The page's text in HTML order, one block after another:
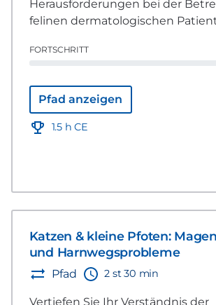
Herausforderungen bei der
felinen dermatologischen
Diagnosestellung, des
Überlegungen zum Aufbau von
mit dem Besitzer, dem Patienten
Überweisungssituationen.
FORTSCHRITT
Pfad anzeigen
1.5 h CE
Katzen & kleine Pfoten:
und Harnwegsprobleme
Pfad 2 st 30 min
Vertiefen Sie Ihr Verständnis der